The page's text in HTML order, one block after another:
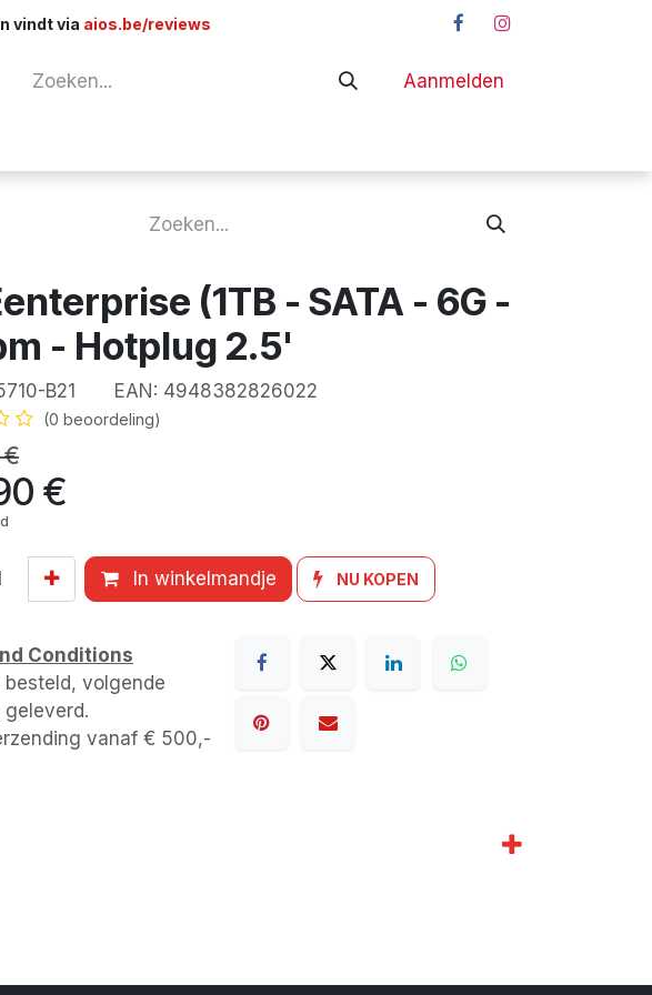
vindt via aios.be/reviews
Aanmelden
(1TB - SATA - 6G -
- Hotplug 2.5'
B21 EAN: 4948382826022
(0 beoordeling)
€
€
In winkelmandje NU KOPEN
Conditions
besteld, volgende
vanaf € 500,-